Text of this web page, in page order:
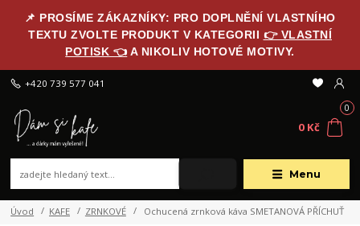
📌 PROSÍME ZÁKAZNÍKY: PRO DOPLNĚNÍ VLASTNÍHO
TEXTU ZVOLTE PRODUKT V KATEGORII 👉 VLASTNÍ
POTISK 👈 A NIKOLIV HOTOVÉ MOTIVY.
Menu
+420 739 577 041
0
0 Kč
Úvod KAFE ZRNKOVÉ Ochucená zrnková káva SMETANOVÁ PŘÍCHUŤ